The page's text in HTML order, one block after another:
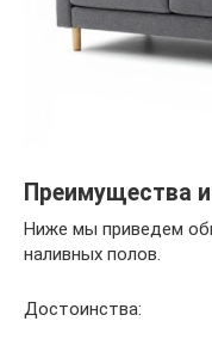
Преимущества
Ниже мы приведем
наливных полов.
Достоинства: